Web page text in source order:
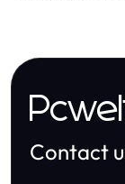
Contact